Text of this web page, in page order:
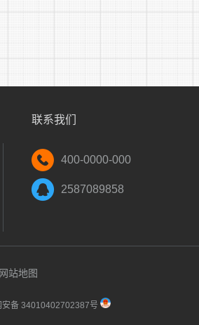
联系我们
400-0000-000
2587089858
网站地图
备 34010402702387号